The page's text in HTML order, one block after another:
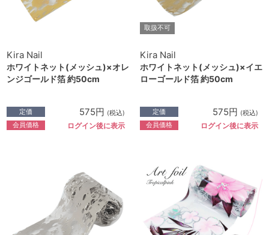
Kira Nail
ホワイトネット(メッシュ)×オレ
ンジゴールド箔 約50cm
定価 575円 (税込)
会員価格 ログイン後に表示
取扱不可
Kira Nail
ホワイトネット(メッシュ)×イエ
ローゴールド箔 約50cm
定価 575円 (税込)
会員価格 ログイン後に表示